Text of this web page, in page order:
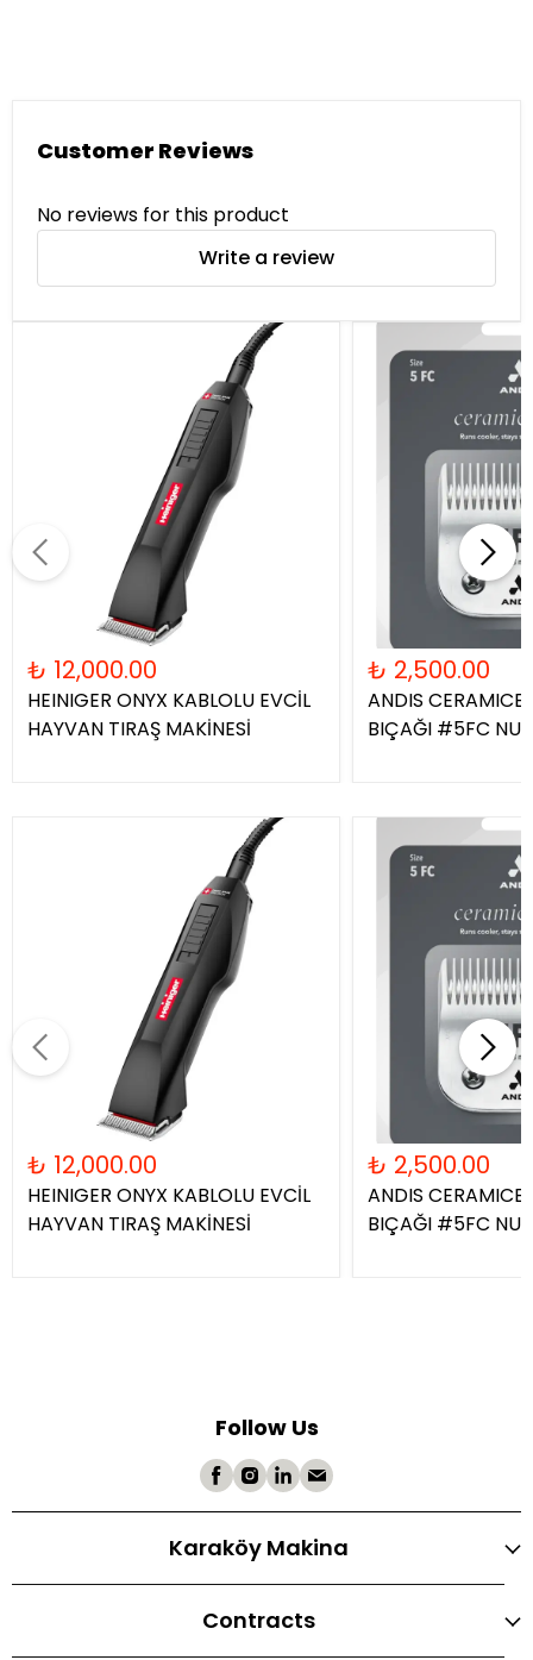
Customer Reviews
No reviews for this product
Write a review
₺ 12,000.00
HEINIGER ONYX KABLOLU EVCİL
HAYVAN TIRAŞ MAKİNESİ
₺ 2,500.00
ANDIS
BIÇAĞI #5FC
₺ 12,000.00
HEINIGER ONYX KABLOLU EVCİL
HAYVAN TIRAŞ MAKİNESİ
₺ 2,500.00
ANDIS
BIÇAĞI #5FC
Follow Us
Karaköy Makina
Contracts